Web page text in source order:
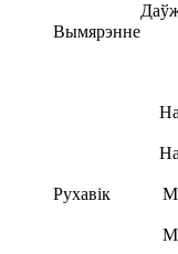
Вымярэнне
Рухавік